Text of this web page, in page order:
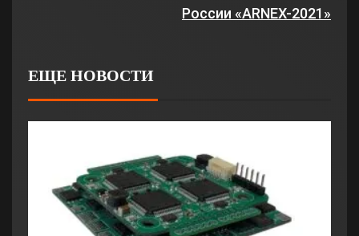
России «ARNEX-2021»
ЕЩЕ НОВОСТИ